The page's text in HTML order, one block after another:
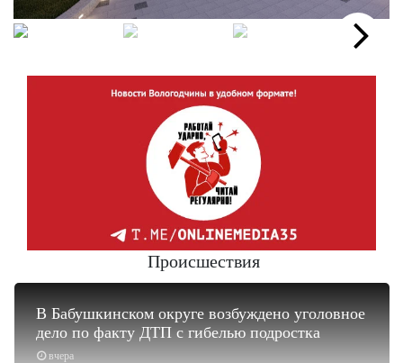
Происшествия
вчера
В Бабушкинском округе возбуждено уголовное
дело по факту ДТП с гибелью подростка